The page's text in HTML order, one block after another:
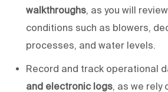
walkthroughs, as you will
conditions such as blowers,
processes, and water levels.
Record and track operational
and electronic logs, as we rely